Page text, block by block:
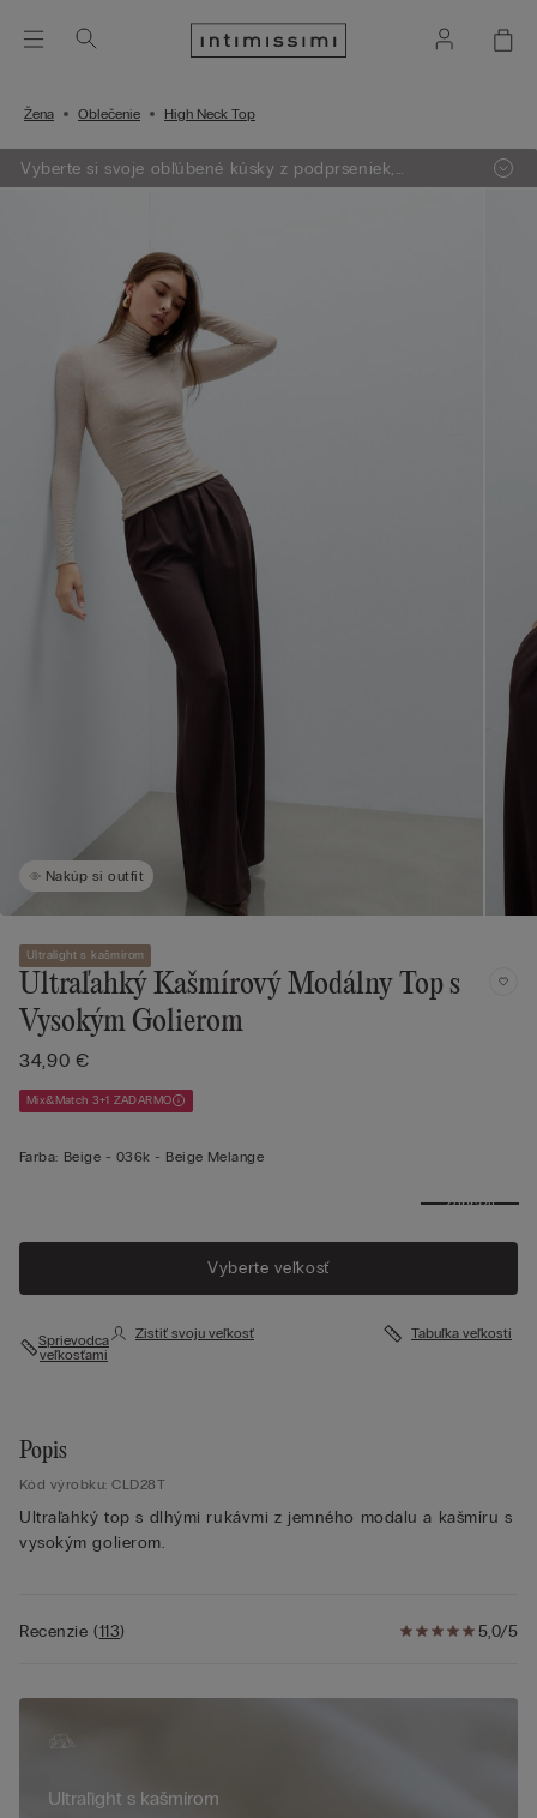
Žena Oblečenie High Neck Top
Vyberte si svoje obľúbené kúsky z podprseniek,
oblečenia, pyžám a lingerie. Vložte do košíka 4 produkty
Nakúp si outfit
Ultralight s kašmírom
Ultraľahký Kašmírový Modálny Top s
Vysokým Golierom
34,90 €
Mix&Match 3+1 ZADARMO
Farba: Beige - 036k - Beige Melange
Zobraziť
Vyberte veľkosť
Sprievodca
veľkosťami
Zistiť svoju veľkosť Tabuľka veľkostí
Popis
Kód výrobku: CLD28T
Ultraľahký top s dlhými rukávmi z jemného modalu a kašmíru s
vysokým golierom.
5,0/5
Recenzie(113)
Ultraľight s kašmírom